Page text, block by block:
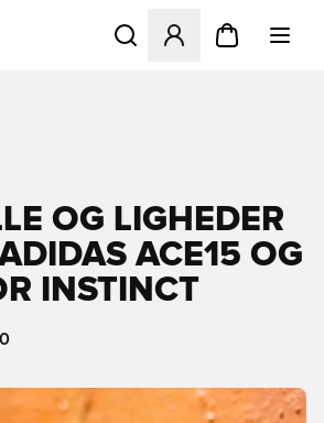
Åbner en Modal til at
OG LIGHEDER
ACE15 OG
INSTINCT